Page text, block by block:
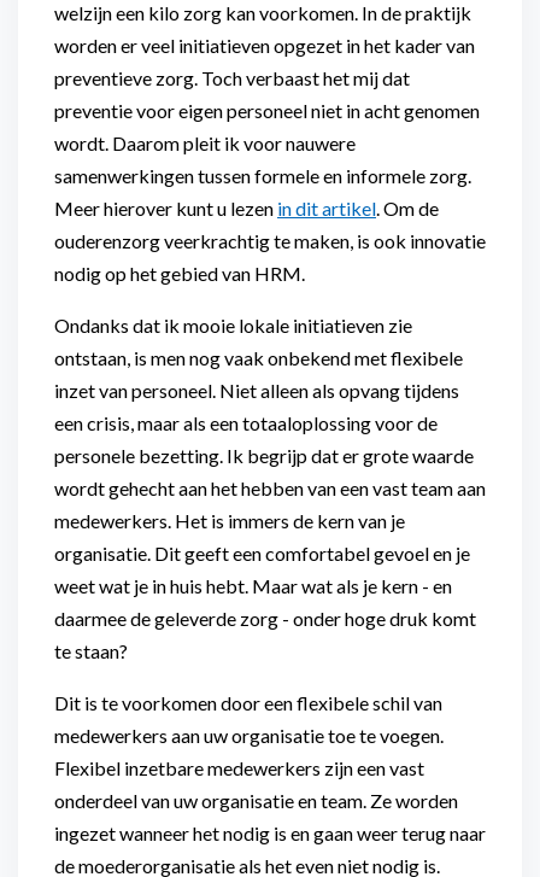
welzijn een kilo zorg kan voorkomen. In de praktijk
worden er veel initiatieven opgezet in het kader van
preventieve zorg. Toch verbaast het mij dat
preventie voor eigen personeel niet in acht genomen
wordt. Daarom pleit ik voor nauwere
samenwerkingen tussen formele en informele zorg.
Meer hierover kunt u lezen in dit artikel. Om de
ouderenzorg veerkrachtig te maken, is ook innovatie
nodig op het gebied van HRM.
Ondanks dat ik mooie lokale initiatieven zie
ontstaan, is men nog vaak onbekend met flexibele
inzet van personeel. Niet alleen als opvang tijdens
een crisis, maar als een totaaloplossing voor de
personele bezetting. Ik begrijp dat er grote waarde
wordt gehecht aan het hebben van een vast team aan
medewerkers. Het is immers de kern van je
organisatie. Dit geeft een comfortabel gevoel en je
weet wat je in huis hebt. Maar wat als je kern - en
daarmee de geleverde zorg - onder hoge druk komt
te staan?
Dit is te voorkomen door een flexibele schil van
medewerkers aan uw organisatie toe te voegen.
Flexibel inzetbare medewerkers zijn een vast
onderdeel van uw organisatie en team. Ze worden
ingezet wanneer het nodig is en gaan weer terug naar
de moederorganisatie als het even niet nodig is.